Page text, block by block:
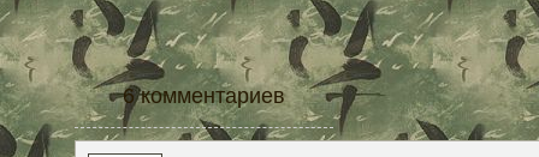
6 комментариев